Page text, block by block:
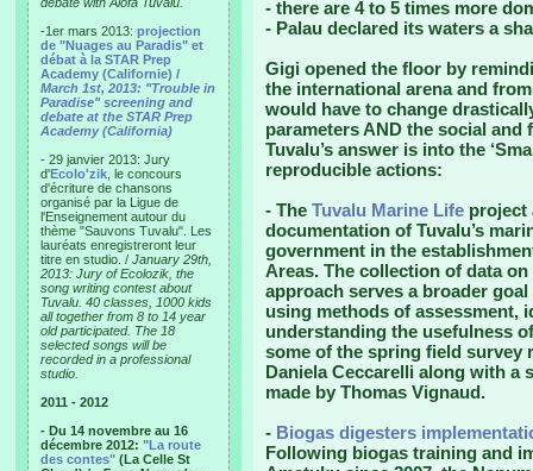
-1er mars 2013: projection
de "Nuages au Paradis" et
débat à la STAR Prep
Academy (Californie) /
March 1st, 2013: "Trouble in
Paradise" screening and
debate at the STAR Prep
Academy (California)
- 29 janvier 2013: Jury
d'Ecolo'zik , le concours
d'écriture de chansons
organisé par la Ligue de
l'Enseignement autour du
thème "Sauvons Tuvalu". Les
lauréats enregistreront leur
titre en studio. / January 29th,
2013: Jury of Ecolozik, the
song writing contest about
Tuvalu. 40 classes, 1000 kids
all together from 8 to 14 year
old participated. The 18
selected songs will be
recorded in a professional
studio.
2011 - 2012
- Du 14 novembre au 16
décembre 2012: "La route
des contes" (La Celle St
- there are 4 to 5 times more
- Palau declared its waters a
Gigi opened the floor by
the international arena and
would have to change
parameters AND the social
Tuvalu’s answer is into the
reproducible actions:
- The Tuvalu Marine Life project
documentation of Tuvalu’s
government in the
Areas. The collection of data
approach serves a broader
using methods of assessment,
understanding the usefulness
some of the spring field survey
Daniela Ceccarelli along with a
made by Thomas Vignaud.
- Biogas digesters
Following biogas training and